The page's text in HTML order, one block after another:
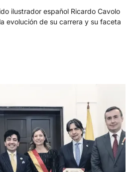
ilustrador español Ricardo Cavolo
evolución de su carrera y su faceta